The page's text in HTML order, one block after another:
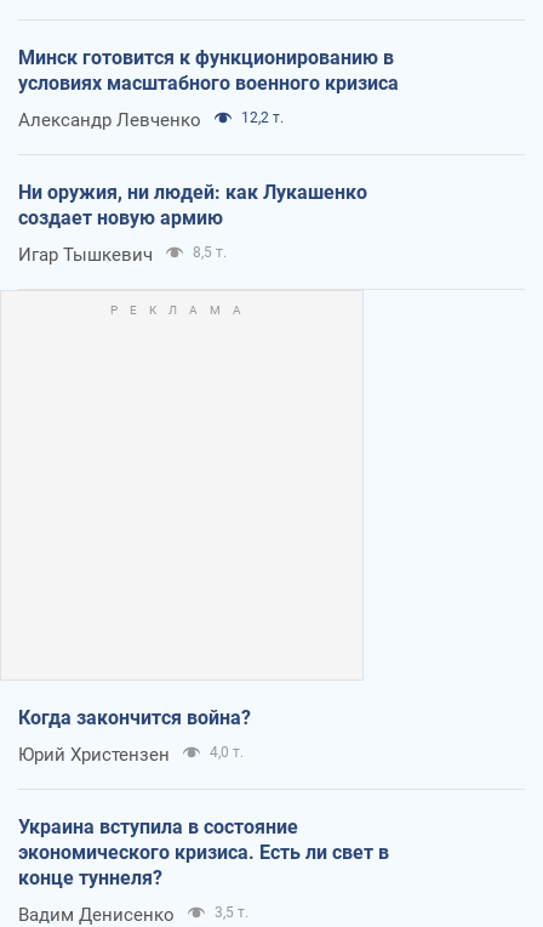
Минск готовится к функционированию в
условиях масштабного военного кризиса
Александр Левченко 12,2 т.
Ни оружия, ни людей: как Лукашенко
создает новую армию
Игар Тышкевич 8,5 т.
Когда закончится война?
Юрий Христензен 4,0 т.
Украина вступила в состояние
экономического кризиса. Есть ли свет в
конце туннеля?
Вадим Денисенко 3,5 т.